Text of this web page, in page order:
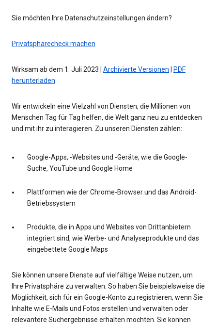
Sie möchten Ihre Datenschutzeinstellungen ändern?
Privatsphärecheck machen
Wirksam ab dem 1. Juli 2023 | Archivierte Versionen
PDF
herunterladen
Wir entwickeln eine Vielzahl von Diensten, die Millionen von
Menschen Tag für Tag helfen, die Welt ganz neu zu entdecken
und mit ihr zu interagieren. Zu unseren Diensten zählen:
Google-Apps, -Websites und -Geräte, wie die Google-
Suche, YouTube und Google Home
Plattformen wie der Chrome-Browser und das Android-
Betriebssystem
Produkte, die in Apps und Websites von Drittanbietern
integriert sind, wie Werbe- und Analyseprodukte und das
eingebettete Google Maps
Sie können unsere Dienste auf vielfältige Weise nutzen, um
Ihre Privatsphäre zu verwalten. So haben Sie beispielsweise die
Möglichkeit, sich für ein Google-Konto zu registrieren, wenn Sie
Inhalte wie E-Mails und Fotos erstellen und verwalten oder
relevantere Suchergebnisse erhalten möchten. Sie können